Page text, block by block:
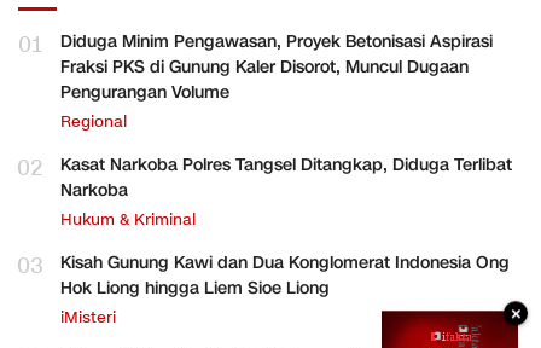
01
Diduga Minim Pengawasan, Proyek Betonisasi Aspirasi
Fraksi PKS di Gunung Kaler Disorot, Muncul Dugaan
Pengurangan Volume
Regional
02
Kasat Narkoba Polres Tangsel Ditangkap, Diduga Terlibat
Narkoba
Hukum & Kriminal
03
Kisah Gunung Kawi dan Dua Konglomerat Indonesia Ong
Hok Liong hingga Liem Sioe Liong
iMisteri ×